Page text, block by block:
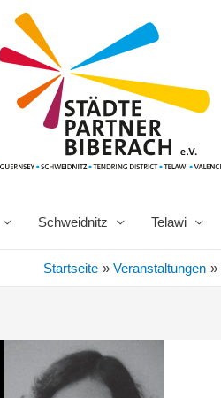
Schweidnitz Telawi
Startseite Veranstaltungen